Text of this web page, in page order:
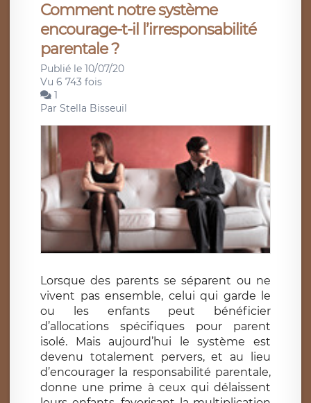
Comment notre système
encourage-t-il l’irresponsabilité
parentale ?
Publié le 10/07/20
Vu 6 743 fois
1
Par Stella Bisseuil
Lorsque des parents se séparent ou ne
vivent pas ensemble, celui qui garde le
ou les enfants peut bénéficier
d’allocations spécifiques pour parent
isolé. Mais aujourd’hui le système est
devenu totalement pervers, et au lieu
d’encourager la responsabilité parentale,
donne une prime à ceux qui délaissent